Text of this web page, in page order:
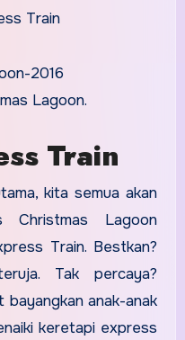
Train
Lagoon.
Train
kita semua akan
Christmas Lagoon
Train. Bestkan?
Tak percaya?
bayangkan anak-anak
keretapi express